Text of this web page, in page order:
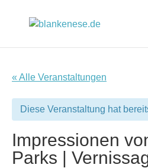
« Alle Veranstaltungen
Diese Veranstaltung hat
Impressionen
Parks |